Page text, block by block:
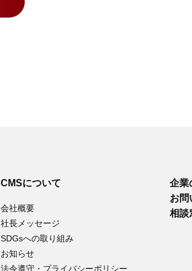
CMSについて
会社概要
社長メッセージ
SDGsへの取り組み
お知らせ
法令遵守・プライバシーポリシー
企業
お問
相談